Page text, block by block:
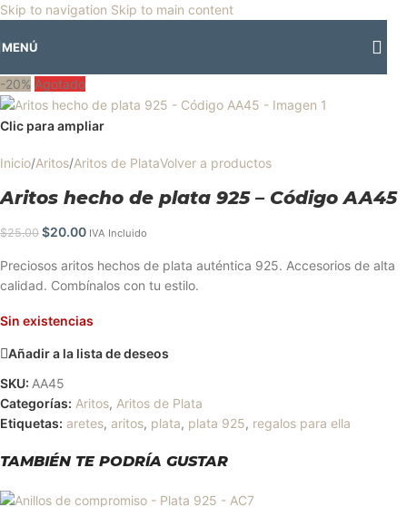
Skip to navigation Skip to main content
🎡Horario especial por vacaciones agostinas
MENÚ
-20% Agotado
Clic para ampliar
Inicio/Aritos/Aritos de PlataVolver a productos
Aritos hecho de plata 925 – Código AA45
$25.00 $20.00 IVA Incluido
Preciosos aritos hechos de plata auténtica 925. Accesorios de alta
calidad. Combínalos con tu estilo.
Sin existencias
Añadir a la lista de deseos
SKU: AA45
Categorías: Aritos, Aritos de Plata
Etiquetas: aretes, aritos, plata, plata 925, regalos para ella
TAMBIÉN TE PODRÍA GUSTAR